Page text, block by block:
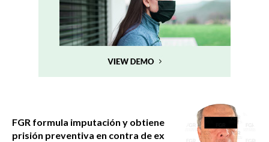
FGR formula imputación y obtiene
prisión preventiva en contra de ex